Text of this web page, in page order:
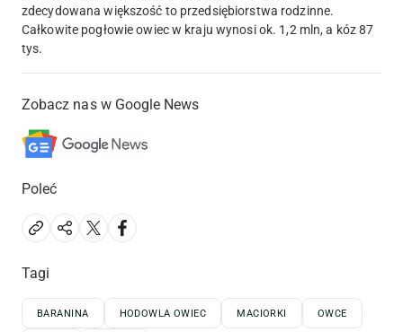
zdecydowana większość to przedsiębiorstwa rodzinne.
Całkowite pogłowie owiec w kraju wynosi ok. 1,2 mln, a kóz 87
tys.
Zobacz nas w Google News
Poleć
Tagi
BARANINA HODOWLA OWIEC MACIORKI OWCE